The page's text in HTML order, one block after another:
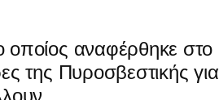
οποίος αναφέρθηκε στο
της Πυροσβεστικής για